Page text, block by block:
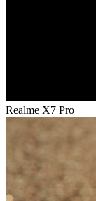
Realme X7 Pro